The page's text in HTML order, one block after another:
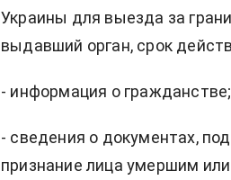
Украины для выезда за
выдавший орган, срок
- информация о гражданстве;
- сведения о документах,
признание лица умершим